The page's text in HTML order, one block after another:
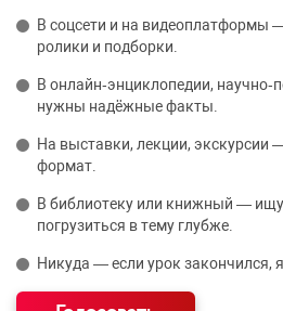
В соцсети и на видеоплатформы
ролики и подборки.
В онлайн‑энциклопедии,
нужны надёжные факты.
На выставки, лекции,
формат.
В библиотеку или книжный — ищу
погрузиться в тему глубже.
Никуда — если урок закончился,